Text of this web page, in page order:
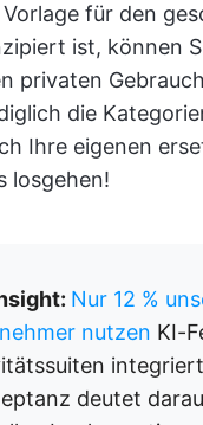
für den
ist, können
privaten
die
Ihre eigenen
losgehen!
Nur 12 %
nutzen KI-
deutet